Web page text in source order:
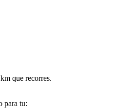
que recorres.
para tu: